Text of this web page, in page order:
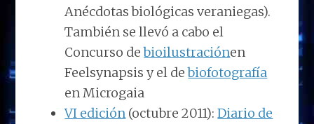
Anécdotas biológicas veraniegas).
También se llevó a cabo el
Concurso debioilustraciónen
Feelsynapsis y el debiofotografía
en Microgaia
VI edición (octubre 2011):Diario de